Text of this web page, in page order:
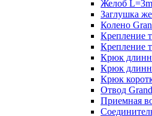
Желоб
Заглушка
Колено
Крепление
Крепление
Крюк
Крюк
Крюк
Отвод
Приемная